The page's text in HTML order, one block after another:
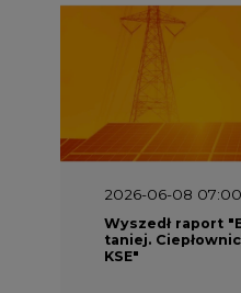
2026-06-08 07:00
Wyszedł raport
taniej.
KSE"